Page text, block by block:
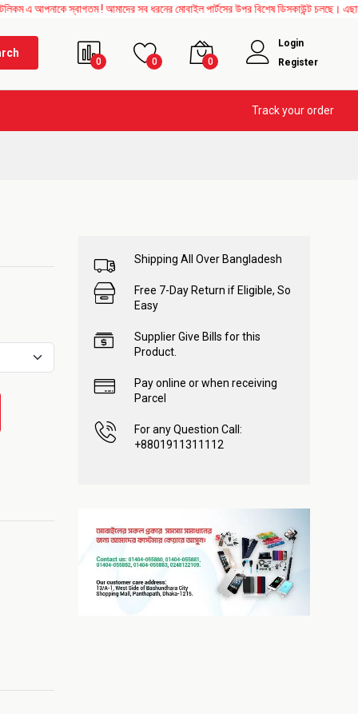
স্বাগতম ! আমাদের সব ধরনের মোবাইল পার্টসের উপর বিশেষ ডিসকাউন্ট চলছে।
0 0 0
Login
Register
Track your order
Shipping All Over Bangladesh
Free 7-Day Return if Eligible, So
Easy
Supplier Give Bills for this
Product.
Pay online or when receiving
Parcel
For any Question Call:
+8801911311112